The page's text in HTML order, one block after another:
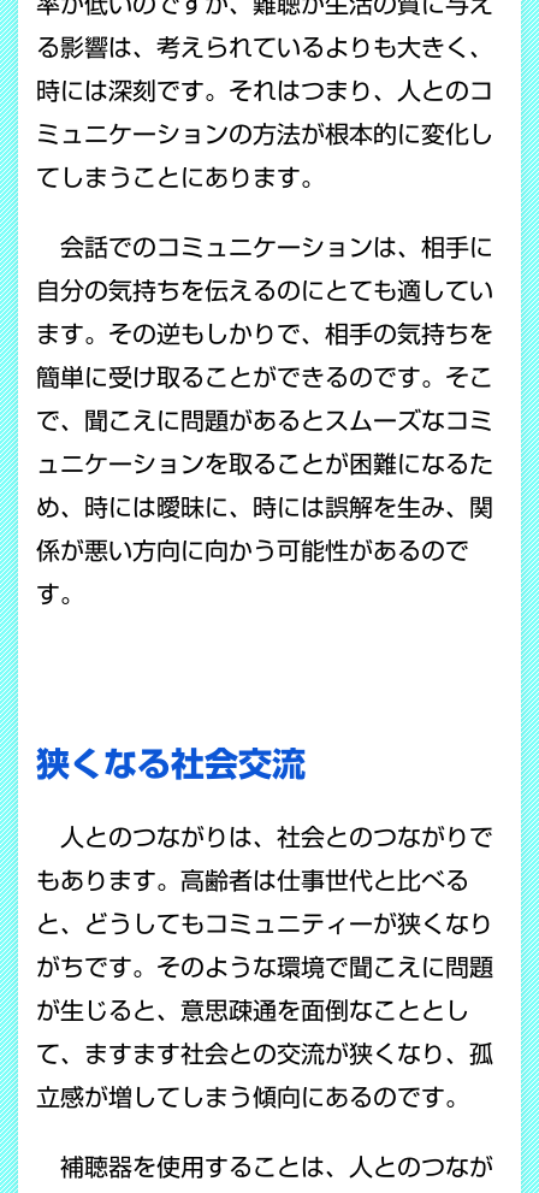
る影響は、考えられているよりも大きく、
時には深刻です。それはつまり、人とのコ
ミュニケーションの方法が根本的に変化し
てしまうことにあります。
会話でのコミュニケーションは、相手に
自分の気持ちを伝えるのにとても適してい
ます。その逆もしかりで、相手の気持ちを
簡単に受け取ることができるのです。そこ
で、聞こえに問題があるとスムーズなコミ
ュニケーションを取ることが困難になるた
め、時には曖昧に、時には誤解を生み、関
係が悪い方向に向かう可能性があるので
す。
狭くなる社会交流
人とのつながりは、社会とのつながりで
もあります。高齢者は仕事世代と比べる
と、どうしてもコミュニティーが狭くなり
がちです。そのような環境で聞こえに問題
が生じると、意思疎通を面倒なこととし
て、ますます社会との交流が狭くなり、孤
立感が増してしまう傾向にあるのです。
補聴器を使用することは、人とのつなが